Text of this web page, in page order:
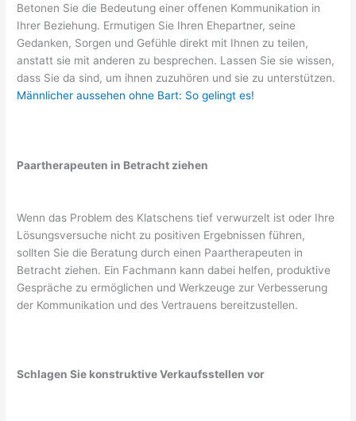
Betonen Sie die Bedeutung einer offenen Kommunikation in
Ihrer Beziehung. Ermutigen Sie Ihren Ehepartner, seine
Gedanken, Sorgen und Gefühle direkt mit Ihnen zu teilen,
anstatt sie mit anderen zu besprechen. Lassen Sie sie wissen,
dass Sie da sind, um ihnen zuzuhören und sie zu unterstützen.
Männlicher aussehen ohne Bart: So gelingt es!
Paartherapeuten in Betracht ziehen
Wenn das Problem des Klatschens tief verwurzelt ist oder Ihre
Lösungsversuche nicht zu positiven Ergebnissen führen,
sollten Sie die Beratung durch einen Paartherapeuten in
Betracht ziehen. Ein Fachmann kann dabei helfen, produktive
Gespräche zu ermöglichen und Werkzeuge zur Verbesserung
der Kommunikation und des Vertrauens bereitzustellen.
Schlagen Sie konstruktive Verkaufsstellen vor